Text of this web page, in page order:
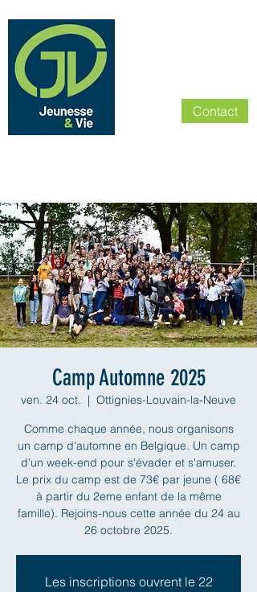
Contact
Camp Automne 2025
ven. 24 oct.
  |
Ottignies-Louvain-la-Neuve
Comme chaque année, nous organisons
un camp d'automne en Belgique. Un camp
d'un week-end pour s'évader et s'amuser.
Le prix du camp est de 73€ par jeune ( 68€
à partir du 2eme enfant de la même
famille). Rejoins-nous cette année du 24 au
26 octobre 2025.
Les inscriptions ouvrent le 22